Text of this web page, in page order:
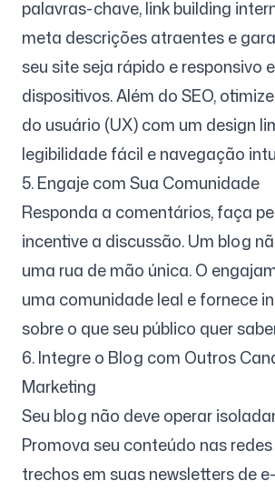
palavras-chave, link building
meta descrições atraentes e
seu site seja rápido e responsivo
dispositivos. Além do SEO,
do usuário (UX) com um design
legibilidade fácil e navegação
5. Engaje com Sua Comunidade
Responda a comentários, faça
incentive a discussão. Um blog
uma rua de mão única. O
uma comunidade leal e fornece
sobre o que seu público quer
6. Integre o Blog com Outros
Marketing
Seu blog não deve operar
Promova seu conteúdo nas
trechos em suas newsletters de